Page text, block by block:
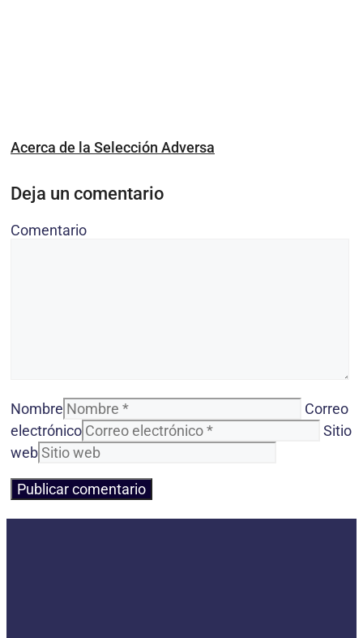
Acerca de la Selección Adversa
Deja un comentario
Comentario
Nombre
Correo
electrónico
Sitio
web